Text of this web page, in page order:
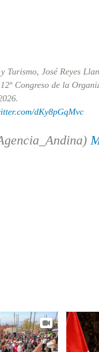
Turismo, José Reyes
Congreso de la
dKy8pGqMvc